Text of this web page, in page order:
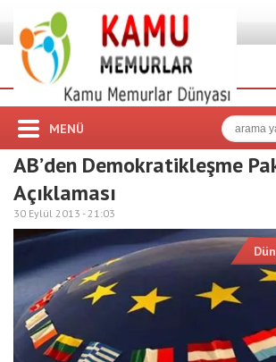
MENÜ
AB’den Demokratikleşme
Açıklaması
30 Eylül 2013 -21:03